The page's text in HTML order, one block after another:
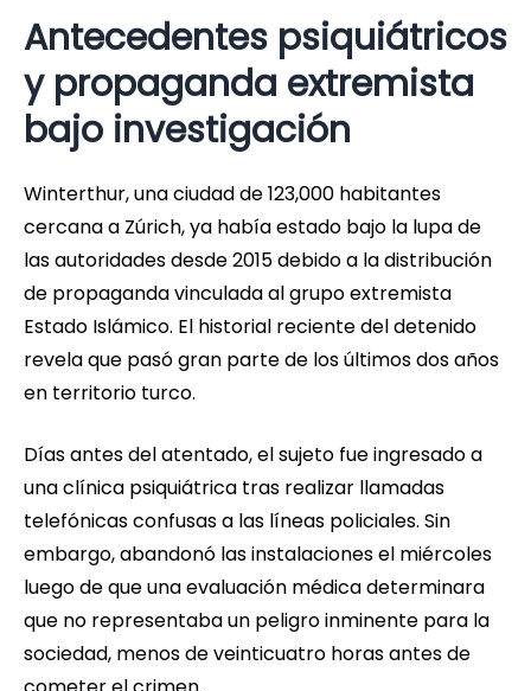
Antecedentes psiquiátricos
y propaganda extremista
bajo investigación
Winterthur, una ciudad de 123,000 habitantes
cercana a Zúrich, ya había estado bajo la lupa de
las autoridades desde 2015 debido a la distribución
de propaganda vinculada al grupo extremista
Estado Islámico. El historial reciente del detenido
revela que pasó gran parte de los últimos dos años
en territorio turco.
Días antes del atentado, el sujeto fue ingresado a
una clínica psiquiátrica tras realizar llamadas
telefónicas confusas a las líneas policiales. Sin
embargo, abandonó las instalaciones el miércoles
luego de que una evaluación médica determinara
que no representaba un peligro inminente para la
sociedad, menos de veinticuatro horas antes de